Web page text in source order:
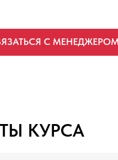
С МЕНЕДЖЕРОМ
КУРСА